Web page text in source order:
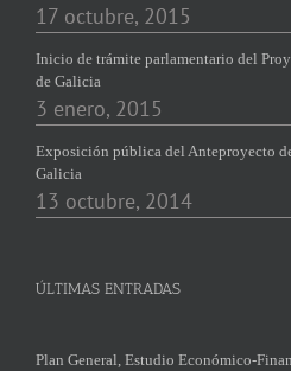
17 octubre, 2015
Inicio de trámite parlamentario del
de Galicia
3 enero, 2015
Exposición pública del Anteproyecto
Galicia
13 octubre, 2014
ÚLTIMAS ENTRADAS
Plan General, Estudio Económico-